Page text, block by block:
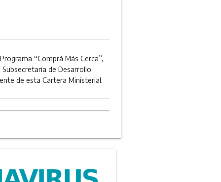
“Comprá Más Cerca”,
de Desarrollo
de esta Cartera Ministerial.